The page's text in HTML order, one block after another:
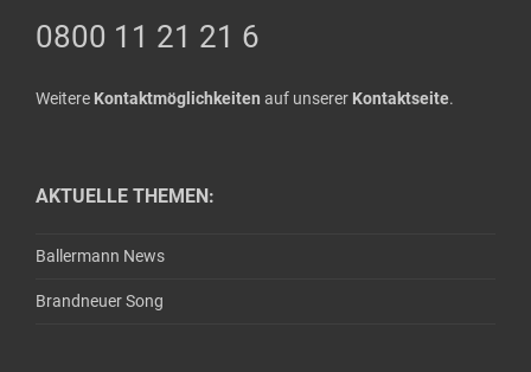
0800 11 21 21 6
Weitere Kontaktmöglichkeiten auf unserer Kontaktseite.
AKTUELLE THEMEN:
Ballermann News
Brandneuer Song